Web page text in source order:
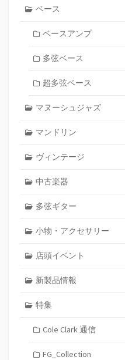
ベース
ベースアンプ
多弦ベース
超多弦ベース
マヌーシュジャズ
マンドリン
ヴィンテージ
中古楽器
多弦ギター
小物・アクセサリー
店頭イベント
新製品情報
特集
Cole Clark 通信
FG_Collection